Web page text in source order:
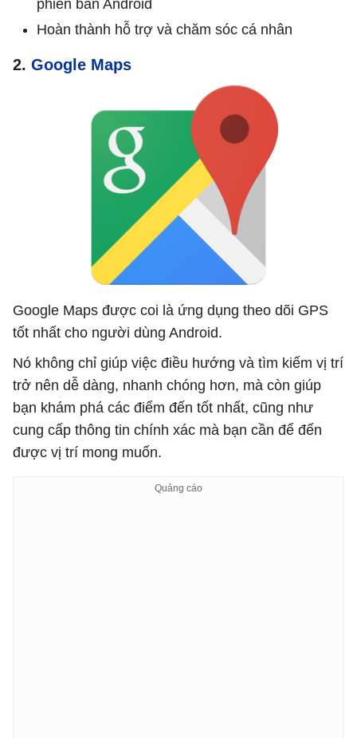
phiên bản Android
Hoàn thành hỗ trợ và chăm sóc cá nhân
2. Google Maps
Google Maps được coi là ứng dụng theo dõi GPS
tốt nhất cho người dùng Android.
Nó không chỉ giúp việc điều hướng và tìm kiếm vị trí
trở nên dễ dàng, nhanh chóng hơn, mà còn giúp
bạn khám phá các điểm đến tốt nhất, cũng như
cung cấp thông tin chính xác mà bạn cần để đến
được vị trí mong muốn.